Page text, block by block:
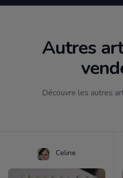
Autres
Découvre les autres
Celine